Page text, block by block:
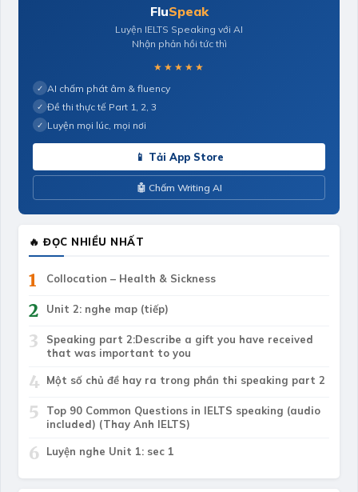
FluSpeak
Luyện IELTS Speaking với AI
Nhận phản hồi tức thì
★★★★★
✓ AI chấm phát âm & fluency
✓ Đề thi thực tế Part 1, 2, 3
✓ Luyện mọi lúc, mọi nơi
📱 Tải App Store
🤖 Chấm Writing AI
🔥 ĐỌC NHIỀU NHẤT
1 Collocation – Health & Sickness
2 Unit 2: nghe map (tiếp)
3
Speaking part 2:Describe a gift you have received
that was important to you
4 Một số chủ đề hay ra trong phần thi speaking part 2
5
Top 90 Common Questions in IELTS speaking (audio
included) (Thay Anh IELTS)
6 Luyện nghe Unit 1: sec 1